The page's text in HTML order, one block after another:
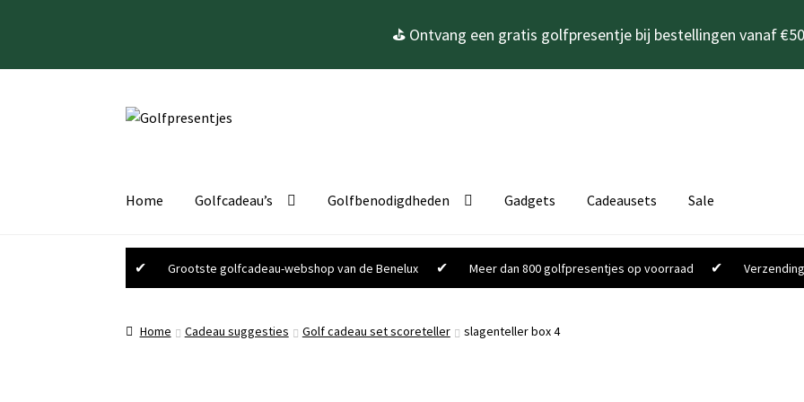
⛳ Ontvang een gratis golfpresentje bij bestellingen vanaf
Ga
Ga
Home Golfcadeau’s Golfbenodigdheden Gadgets Cadeausets Sale
✔ Grootste golfcadeau-webshop van de Benelux ✔ Meer dan 800 golfpresentjes op voorraad ✔
Home Cadeau suggesties Golf cadeau set scoreteller slagenteller box 4